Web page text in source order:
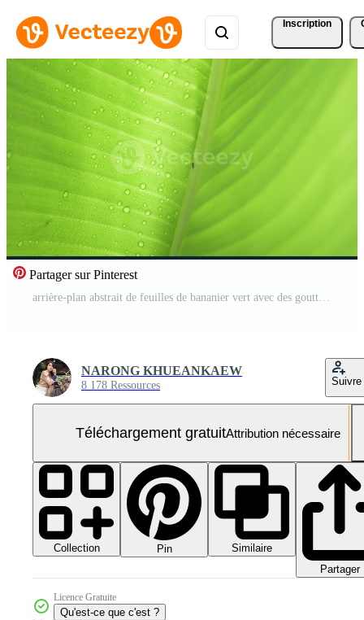
Inscription
Partager sur Pinterest
arrière-plan abstrait de feuilles de bananier vert avec des gouttes d'eau, concept de nature de la saison des pluies. Vidéo Gratuite
NARONG KHUEANKAEW
8 178 Ressources Suivre
Téléchargement gratuitAttribution nécessaire
Collection Pin
Similaire
Partager
Licence Gratuite
Qu'est-ce que c'est ?